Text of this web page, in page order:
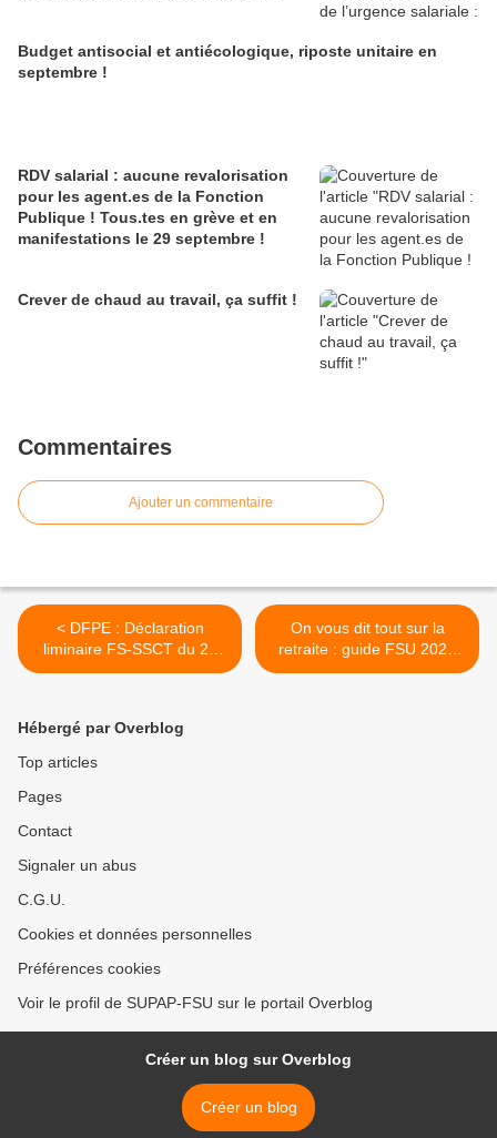
Budget antisocial et antiécologique, riposte unitaire en
septembre !
RDV salarial : aucune revalorisation
pour les agent.es de la Fonction
Publique ! Tous.tes en grève et en
manifestations le 29 septembre !
Crever de chaud au travail, ça suffit !
Commentaires
Ajouter un commentaire
< DFPE : Déclaration
liminaire FS-SSCT du 29
novembre 2024
On vous dit tout sur la
retraite : guide FSU 2024
pour s'informer, débattre et
Hébergé par Overblog
Top articles
Pages
Contact
Signaler un abus
C.G.U.
Cookies et données personnelles
Préférences cookies
Voir le profil de SUPAP-FSU sur le portail Overblog
Créer un blog sur Overblog
Créer un blog